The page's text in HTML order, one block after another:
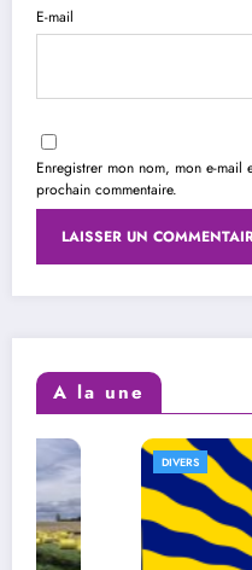
E-mail
Enregistrer mon nom, mon e-
prochain commentaire.
A la une
DIVERS